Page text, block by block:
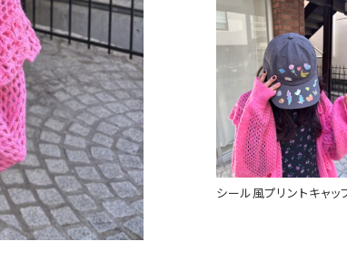
シール風プリントキャッ